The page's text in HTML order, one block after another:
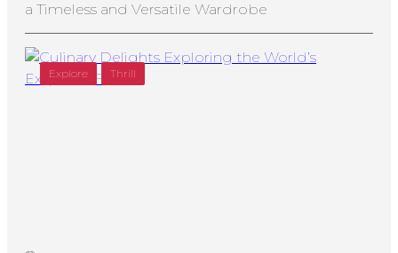
a Timeless and Versatile Wardrobe
Explore Thrill